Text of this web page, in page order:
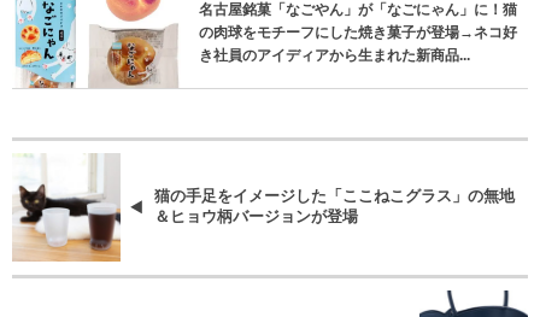
名古屋銘菓「なごやん」が「なごにゃん」に！猫
の肉球をモチーフにした焼き菓子が登場→ネコ好
き社員のアイディアから生まれた新商品...
猫の手足をイメージした「ここねこグラス」の無地
＆ヒョウ柄バージョンが登場